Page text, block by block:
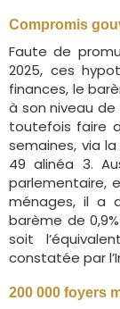
Compromis
Faute de
2025, ces
finances, le
à son niveau de
toutefois faire
semaines, via
49 alinéa 3.
parlementaire,
ménages, il a
barème de
soit
constatée par
200 000 foyers